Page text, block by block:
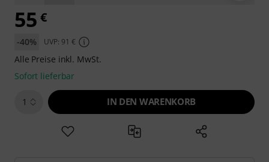
55 €
-40% UVP: 91 €
Alle Preise inkl. MwSt.
Sofort lieferbar
1 IN DEN WARENKORB